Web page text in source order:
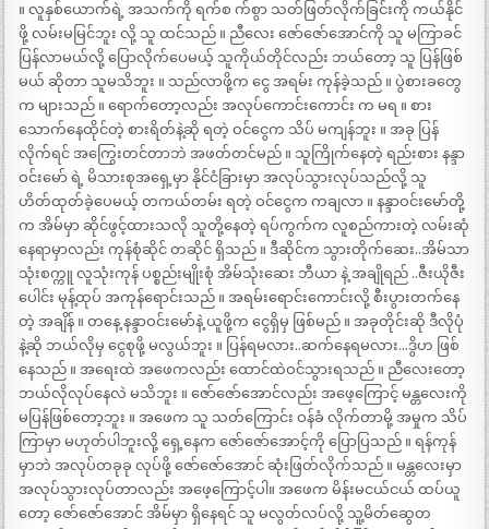
။ လူနှစ်ယောက်ရဲ့ အသက်ကို ရက်စ က်စွာ သတ်ဖြတ်လိုက်ခြင်းကို ကယ်နိုင်
ဖို့ လမ်းမမြင်ဘူး လို့ သူ ထင်သည် ။ ညီလေး ဇော်ဇော်အောင်ကို သူ မကြာခင်
ပြန်လာမယ်လို့ ပြောလိုက်ပေမယ့် သူကိုယ်တိုင်လည်း ဘယ်တော့ သူ ပြန်ဖြစ်
မယ် ဆိုတာ သူမသိဘူး ။ သည်လာဖို့က ငွေ အရမ်း ကုန်ခဲ့သည် ။ ပွဲစားခတွေ
က များသည် ။ ရောက်တော့လည်း အလုပ်ကောင်းကောင်း က မရ ။ စား
သောက်နေထိုင်တဲ့ စားရိတ်နဲ့ဆို ရတဲ့ ဝင်ငွေက သိပ် မကျန်ဘူး ။ အခု ပြန်
လိုက်ရင် အကြွေးတင်တာဘဲ အဖတ်တင်မည် ။ သူကြိုက်နေတဲ့ ရည်းစား နန္ဒာ
ဝင်းမော် ရဲ့ မိသားစုအရှေ့မှာ နိုင်ငံခြားမှာ အလုပ်သွားလုပ်သည်လို့ သူ
ဟိတ်ထုတ်ခဲ့ပေမယ့် တကယ်တမ်း ရတဲ့ ဝင်ငွေက ကချလာ ။ နန္ဒာဝင်းမော်တို့
က အိမ်မှာ ဆိုင်ဖွင့်ထားသလို သူတို့နေတဲ့ ရပ်ကွက်က လူစည်ကားတဲ့ လမ်းဆုံ
နေရာမှာလည်း ကုန်စုံဆိုင် တဆိုင် ရှိသည် ။ ဒီဆိုင်က သွားတိုက်ဆေး..အိမ်သာ
သုံးစက္ကူ လူသုံးကုန် ပစ္စည်းမျိုးစုံ အိမ်သုံးဆေး ဘီယာ နဲ့ အချိုရည် ..ဇီးယိုဇီး
ပေါင်း မုန့်ထုပ် အကုန်ရောင်းသည် ။ အရမ်းရောင်းကောင်းလို့ စီးပွားတက်နေ
တဲ့ အချိန် ။ တနေ့ နန္ဒာဝင်းမော်နဲ့ ယူဖို့က ငွေရှိမှ ဖြစ်မည် ။ အခုတိုင်းဆို ဒီလိုပုံ
နဲ့ဆို ဘယ်လိုမှ ငွေစုဖို့ မလွယ်ဘူး ။ ပြန်ရမလား..ဆက်နေရမလား…ဒွိဟ ဖြစ်
နေသည် ။ အရေးထဲ အဖေကလည်း ထောင်ထဲဝင်သွားရသည် ။ ညီလေးတော့
ဘယ်လိုလုပ်နေလဲ မသိဘူး ။ ဇော်ဇော်အောင်လည်း အဖေ့ကြောင့် မန္တလေးကို
မပြန်ဖြစ်တော့ဘူး ။ အဖေက သူ သတ်ကြောင်း ဝန်ခံ လိုက်တာမို့ အမှုက သိပ်
ကြာမှာ မဟုတ်ပါဘူးလို့ ရှေ့နေက ဇော်ဇော်အောင့်ကို ပြောပြသည် ။ ရန်ကုန်
မှာဘဲ အလုပ်တခုခု လုပ်ဖို့ ဇော်ဇော်အောင် ဆုံးဖြတ်လိုက်သည် ။ မန္တလေးမှာ
အလုပ်သွားလုပ်တာလည်း အဖေ့ကြောင့်ပါ။ အဖေက မိန်းမငယ်ငယ် ထပ်ယူ
တော့ ဇော်ဇော်အောင် အိမ်မှာ ရှိနေရင် သူ မလွတ်လပ်လို့ သူ့မိတ်ဆွေတ